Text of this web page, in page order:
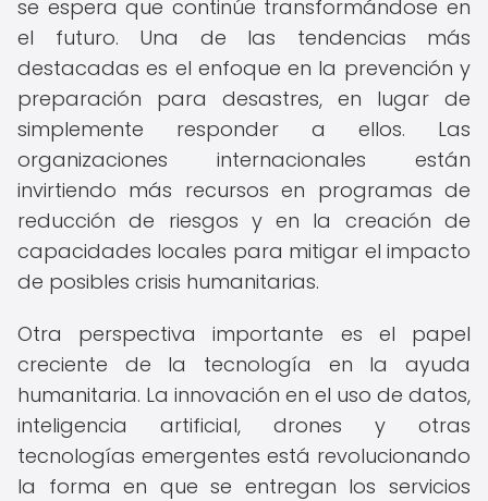
se espera que continúe transformándose en
el futuro. Una de las tendencias más
destacadas es el enfoque en la prevención y
preparación para desastres, en lugar de
simplemente responder a ellos. Las
organizaciones internacionales están
invirtiendo más recursos en programas de
reducción de riesgos y en la creación de
capacidades locales para mitigar el impacto
de posibles crisis humanitarias.
Otra perspectiva importante es el papel
creciente de la tecnología en la ayuda
humanitaria. La innovación en el uso de datos,
inteligencia artificial, drones y otras
tecnologías emergentes está revolucionando
la forma en que se entregan los servicios